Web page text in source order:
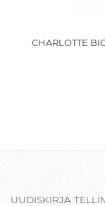
CHARLOTTE
UUDISKIRJA